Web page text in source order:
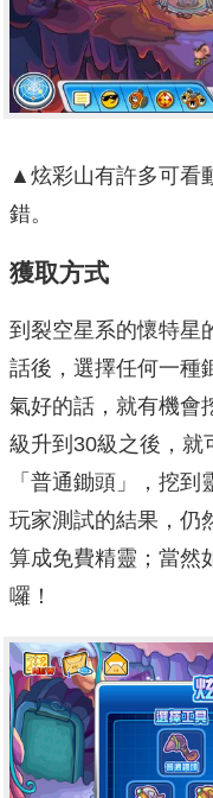
▲炫彩山有許多可看
錯。
獲取方式
到裂空星系的懷特星
話後，選擇任何一種
氣好的話，就有機會
級升到30級之後，就
「普通鋤頭」，挖
玩家測試的結果，仍
算成免費精靈；當然
囉！